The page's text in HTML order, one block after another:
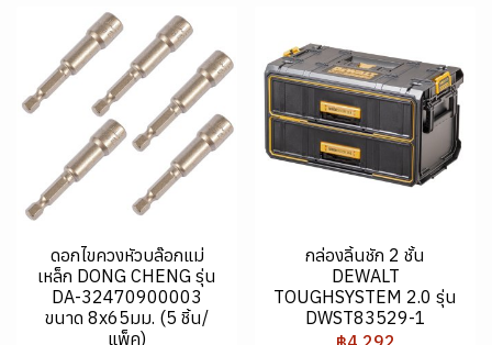
ดอกไขควงหัวบล๊อกแม่
เหล็ก DONG CHENG รุ่น
DA-32470900003
ขนาด 8x65มม. (5 ชิ้น/
แพ็ค)
กล่องลิ้นชัก 2 ชั้น
DEWALT
TOUGHSYSTEM 2.0 รุ่น
DWST83529-1